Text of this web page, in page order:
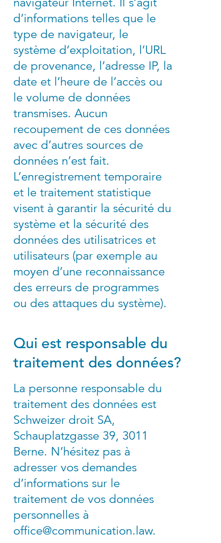
d’informations telles que le
type de navigateur, le
système d’exploitation, l’URL
de provenance, l’adresse IP, la
date et l’heure de l’accès ou
le volume de données
transmises. Aucun
recoupement de ces données
avec d’autres sources de
données n’est fait.
L’enregistrement temporaire
et le traitement statistique
visent à garantir la sécurité du
système et la sécurité des
données des utilisatrices et
utilisateurs (par exemple au
moyen d’une reconnaissance
des erreurs de programmes
ou des attaques du système).
Qui est responsable du
traitement des données?
La personne responsable du
traitement des données est
Schweizer droit SA,
Schauplatzgasse 39, 3011
Berne. N’hésitez pas à
adresser vos demandes
d’informations sur le
traitement de vos données
personnelles à
office@communication.law.